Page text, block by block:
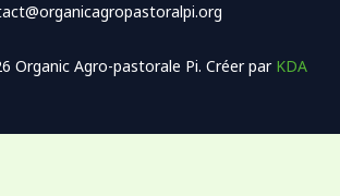
Organic Agro-pastorale Pi. Créer par KDA